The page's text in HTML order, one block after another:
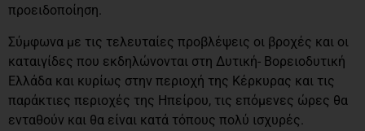
προειδοποίηση.
Σύμφωνα με τις τελευταίες προβλέψεις οι βροχές και οι
καταιγίδες που εκδηλώνονται στη Δυτική- Βορειοδυτική
Ελλάδα και κυρίως στην περιοχή της Κέρκυρας και τις
παράκτιες περιοχές της Ηπείρου, τις επόμενες ώρες θα
ενταθούν και θα είναι κατά τόπους πολύ ισχυρές.